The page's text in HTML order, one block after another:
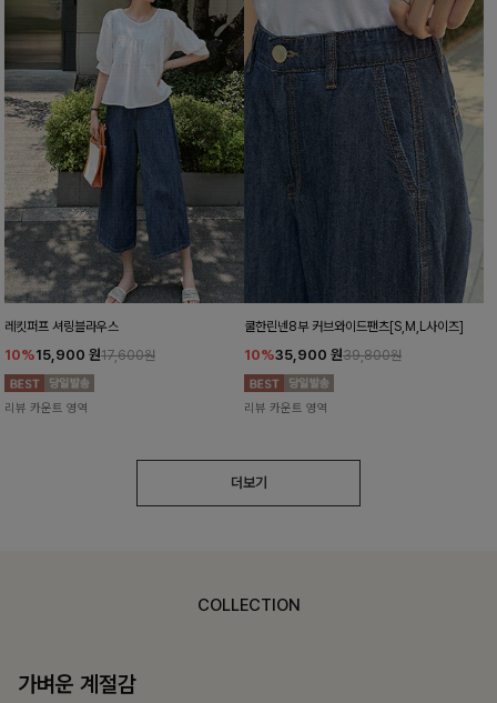
레킷퍼프 셔링블라우스
10%15,900 원17,600원
리뷰 카운트 영역
쿨한린넨8부 커브와이드팬츠[S,M,L사이즈]
10%35,900 원39,800원
리뷰 카운트 영역
더보기
COLLECTION
가장 쉬운 코디